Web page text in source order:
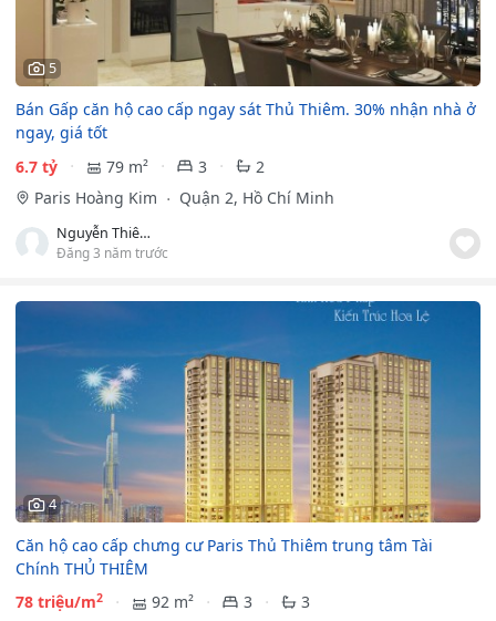
5
Bán Gấp căn hộ cao cấp ngay sát Thủ Thiêm. 30% nhận nhà ở
ngay, giá tốt
6.7 tỷ
79 m² 3
2
Paris Hoàng Kim
Quận 2, Hồ Chí Minh
Nguyễn Thiên Quốc
Đăng 3 năm trước
4
Căn hộ cao cấp chưng cư Paris Thủ Thiêm trung tâm Tài
Chính THỦ THIÊM
78 triệu/m2 92 m² 3
3